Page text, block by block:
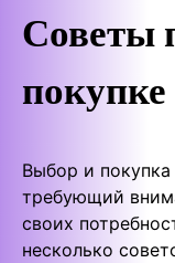
Советы
покупке
Выбор и
требующий
своих
несколько